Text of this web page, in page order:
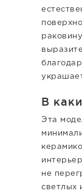
В
Эта
не
светлых